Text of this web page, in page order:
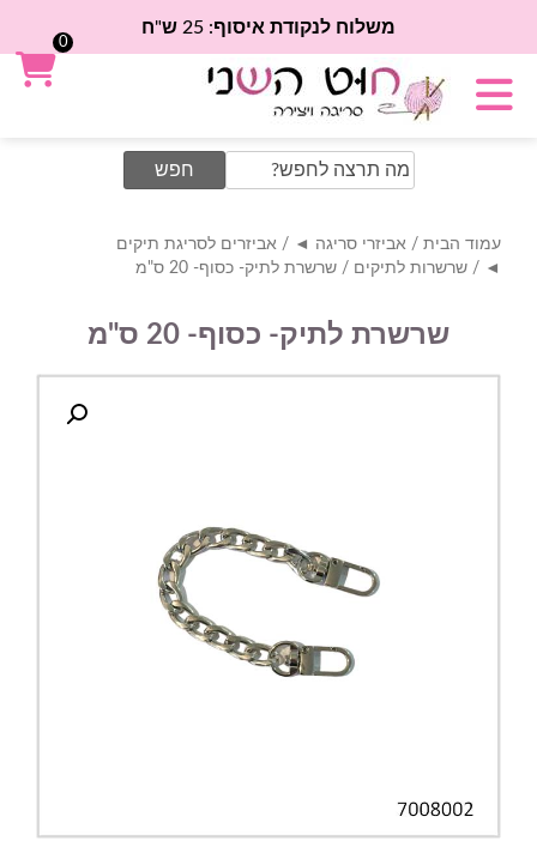
משלוח לנקודת איסוף: 25 ש"ח
Search
for:
עמוד הבית / אביזרי סריגה ◄ / אביזרים לסריגת תיקים
◄
/ שרשרות לתיקים / שרשרת לתיק- כסוף- 20 ס"מ
שרשרת לתיק- כסוף- 20 ס"מ
0